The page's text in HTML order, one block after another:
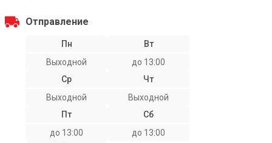
Отправление
Пн
Выходной
Вт
до 13:00
Ср
Выходной
Чт
Выходной
Пт
до 13:00
Сб
до 13:00